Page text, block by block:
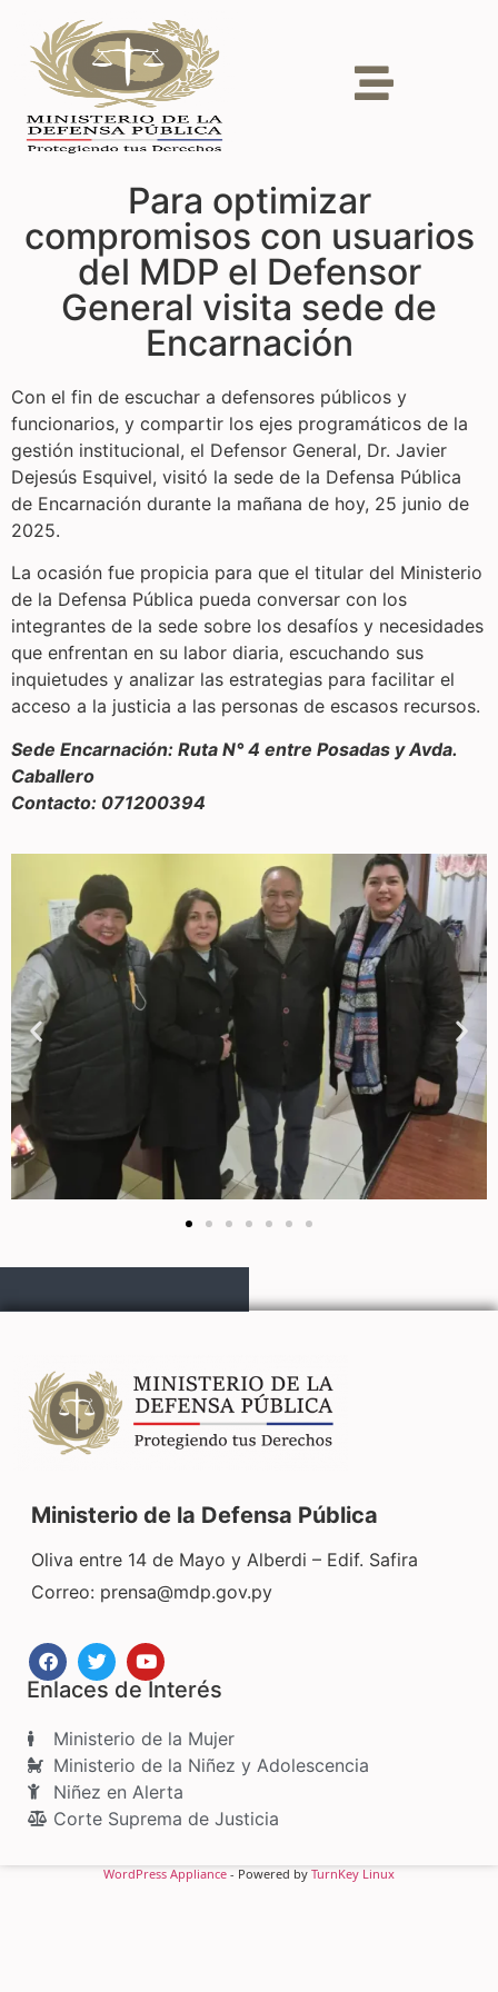
Para optimizar
compromisos con usuarios
del MDP el Defensor
General visita sede de
Encarnación
Con el fin de escuchar a defensores públicos y
funcionarios, y compartir los ejes programáticos de la
gestión institucional, el Defensor General, Dr. Javier
Dejesús Esquivel, visitó la sede de la Defensa Pública
de Encarnación durante la mañana de hoy, 25 junio de
2025.
La ocasión fue propicia para que el titular del Ministerio
de la Defensa Pública pueda conversar con los
integrantes de la sede sobre los desafíos y necesidades
que enfrentan en su labor diaria, escuchando sus
inquietudes y analizar las estrategias para facilitar el
acceso a la justicia a las personas de escasos recursos.
Sede Encarnación: Ruta N° 4 entre Posadas y Avda.
Caballero
Contacto: 071200394
Ministerio de la Defensa Pública
Oliva entre 14 de Mayo y Alberdi – Edif. Safira
Correo: prensa@mdp.gov.py
Enlaces de Interés
Ministerio de la Mujer
Ministerio de la Niñez y Adolescencia
Niñez en Alerta
Corte Suprema de Justicia
WordPress Appliance - Powered by TurnKey Linux